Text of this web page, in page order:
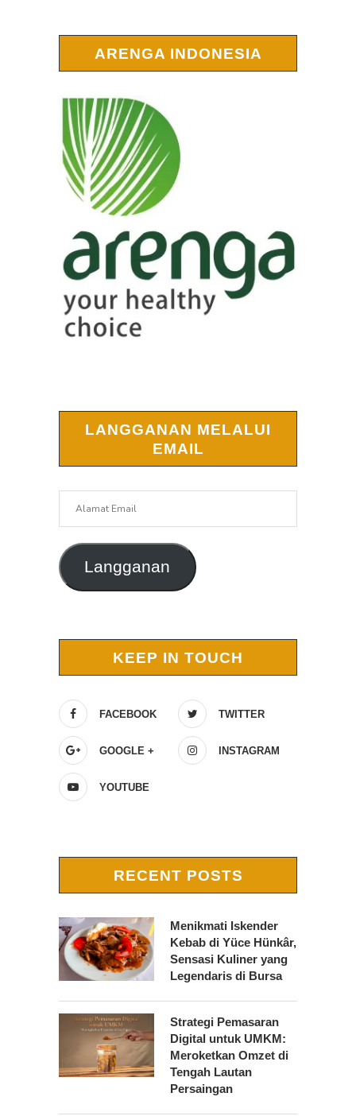
ARENGA INDONESIA
LANGGANAN MELALUI
EMAIL
Langganan
KEEP IN TOUCH
FACEBOOK TWITTER
GOOGLE + INSTAGRAM
YOUTUBE
RECENT POSTS
Menikmati Iskender
Kebab di Yüce Hünkâr,
Sensasi Kuliner yang
Legendaris di Bursa
Strategi Pemasaran
Digital untuk UMKM:
Meroketkan Omzet di
Tengah Lautan
Persaingan